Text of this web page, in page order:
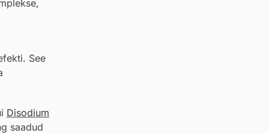
See
Disodium
saadud